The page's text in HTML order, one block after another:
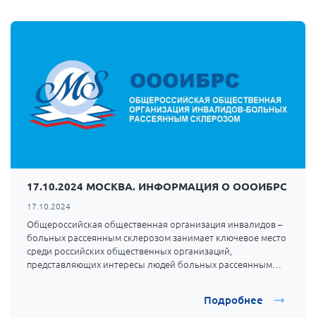
17.10.2024 МОСКВА. ИНФОРМАЦИЯ О ОООИБРС
17.10.2024
Общероссийская общественная организация инвалидов –
больных рассеянным склерозом занимает ключевое место
среди российских общественных организаций,
представляющих интересы людей больных рассеянным
Подробнее